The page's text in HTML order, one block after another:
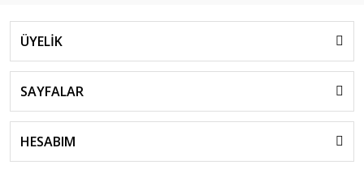
ÜYELİK
SAYFALAR
HESABIM